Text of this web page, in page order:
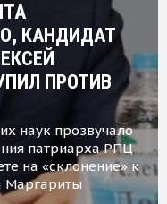
КАНДИДАТ
ПРОТИВ
наук прозвучало
патриарха РПЦ
на «склонение» к
Маргариты